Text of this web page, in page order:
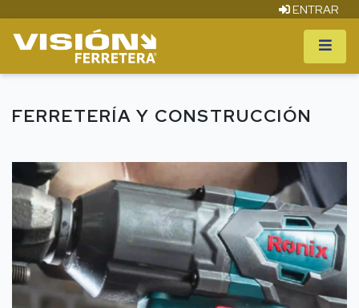
ENTRAR
FERRETERÍA Y CONSTRUCCIÓN